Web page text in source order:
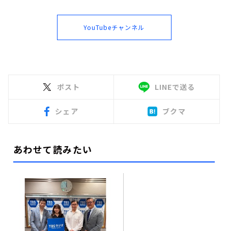
YouTubeチャンネル
ポスト LINEで送る
シェア ブクマ
あわせて読みたい